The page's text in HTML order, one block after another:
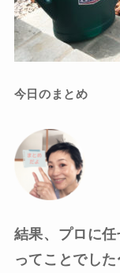
今日のまとめ
結果、プロに
ってことでした